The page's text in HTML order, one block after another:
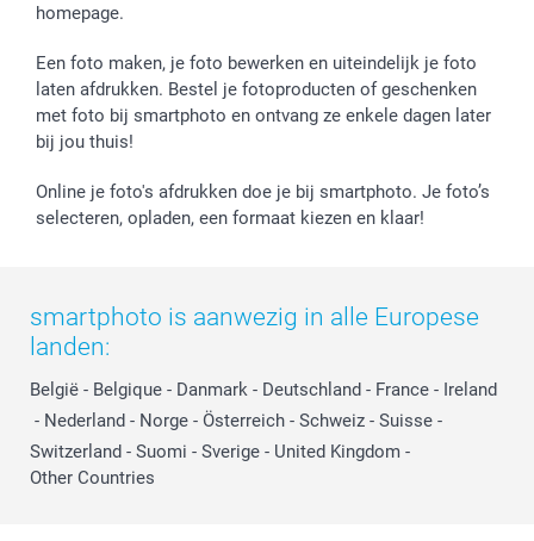
homepage.
Een foto maken, je foto bewerken en uiteindelijk je foto
laten afdrukken. Bestel je fotoproducten of geschenken
met foto bij smartphoto en ontvang ze enkele dagen later
bij jou thuis!
Online je foto's afdrukken doe je bij smartphoto. Je foto’s
selecteren, opladen, een formaat kiezen en klaar!
smartphoto is aanwezig in alle Europese
landen:
België - Belgique - Danmark - Deutschland - France - Ireland
- Nederland - Norge - Österreich - Schweiz - Suisse -
Switzerland - Suomi - Sverige - United Kingdom -
Other Countries